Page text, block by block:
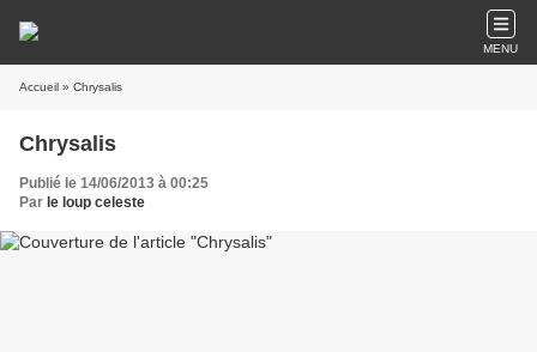
MENU
Accueil » Chrysalis
Chrysalis
Publié le 14/06/2013 à 00:25
Par le loup celeste